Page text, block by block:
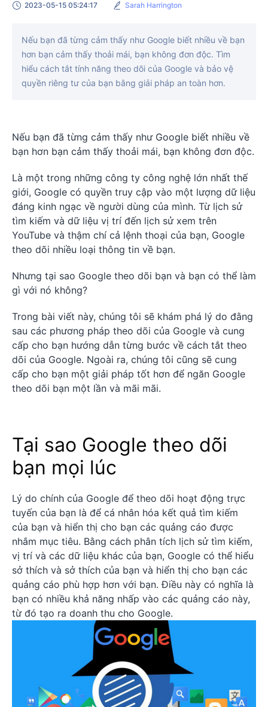
2023-05-15 05:24:17 Sarah Harrington
Nếu bạn đã từng cảm thấy như Google biết nhiều về bạn
hơn bạn cảm thấy thoải mái, bạn không đơn độc. Tìm
hiểu cách tắt tính năng theo dõi của Google và bảo vệ
quyền riêng tư của bạn bằng giải pháp an toàn hơn.
Nếu bạn đã từng cảm thấy như Google biết nhiều về
bạn hơn bạn cảm thấy thoải mái, bạn không đơn độc.
Là một trong những công ty công nghệ lớn nhất thế
giới, Google có quyền truy cập vào một lượng dữ liệu
đáng kinh ngạc về người dùng của mình. Từ lịch sử
tìm kiếm và dữ liệu vị trí đến lịch sử xem trên
YouTube và thậm chí cả lệnh thoại của bạn, Google
theo dõi nhiều loại thông tin về bạn.
Nhưng tại sao Google theo dõi bạn và bạn có thể làm
gì với nó không?
Trong bài viết này, chúng tôi sẽ khám phá lý do đằng
sau các phương pháp theo dõi của Google và cung
cấp cho bạn hướng dẫn từng bước về cách tắt theo
dõi của Google. Ngoài ra, chúng tôi cũng sẽ cung
cấp cho bạn một giải pháp tốt hơn để ngăn Google
theo dõi bạn một lần và mãi mãi.
Tại sao Google theo dõi
bạn mọi lúc
Lý do chính của Google để theo dõi hoạt động trực
tuyến của bạn là để cá nhân hóa kết quả tìm kiếm
của bạn và hiển thị cho bạn các quảng cáo được
nhắm mục tiêu. Bằng cách phân tích lịch sử tìm kiếm,
vị trí và các dữ liệu khác của bạn, Google có thể hiểu
sở thích và sở thích của bạn và hiển thị cho bạn các
quảng cáo phù hợp hơn với bạn. Điều này có nghĩa là
bạn có nhiều khả năng nhấp vào các quảng cáo này,
từ đó tạo ra doanh thu cho Google.